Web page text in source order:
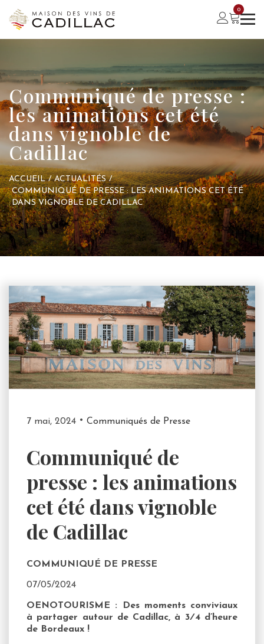
0
Communiqué de presse :
les animations cet été
dans vignoble de
Cadillac
ACCUEIL / ACTUALITÉS /
COMMUNIQUÉ DE PRESSE : LES ANIMATIONS CET ÉTÉ
DANS VIGNOBLE DE CADILLAC
7 mai, 2024 Communiqués de Presse
Communiqué de
presse : les animations
cet été dans vignoble
de Cadillac
COMMUNIQUÉ DE PRESSE
07/05/2024
OENOTOURISME : Des moments conviviaux
à partager autour de Cadillac, à 3⁄4 d’heure
de Bordeaux !